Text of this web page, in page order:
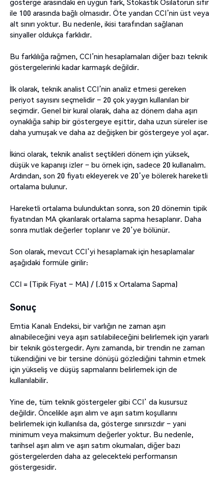
ile 100 arasında bağlı olmasıdır. Öte yandan CCI’nin üst veya
alt sınırı yoktur. Bu nedenle, ikisi tarafından sağlanan
sinyaller oldukça farklıdır.
Bu farklılığa rağmen, CCI’nin hesaplamaları diğer bazı teknik
göstergelerinki kadar karmaşık değildir.
İlk olarak, teknik analist CCI’nin analiz etmesi gereken
periyot sayısını seçmelidir – 20 çok yaygın kullanılan bir
seçimdir. Genel bir kural olarak, daha az dönem daha aşırı
oynaklığa sahip bir göstergeye eşittir, daha uzun süreler ise
daha yumuşak ve daha az değişken bir göstergeye yol açar.
İkinci olarak, teknik analist seçtikleri dönem için yüksek,
düşük ve kapanışı izler – bu örnek için, sadece 20 kullanalım.
Ardından, son 20 fiyatı ekleyerek ve 20’ye bölerek hareketli
ortalama bulunur.
Hareketli ortalama bulunduktan sonra, son 20 dönemin tipik
fiyatından MA çıkarılarak ortalama sapma hesaplanır. Daha
sonra mutlak değerler toplanır ve 20’ye bölünür.
Son olarak, mevcut CCI’yi hesaplamak için hesaplamalar
aşağıdaki formüle girilir:
CCI = (Tipik Fiyat – MA) / (.015 x Ortalama Sapma)
Sonuç
Emtia Kanalı Endeksi, bir varlığın ne zaman aşırı
alınabileceğini veya aşırı satılabileceğini belirlemek için yararlı
bir teknik göstergedir. Aynı zamanda, bir trendin ne zaman
tükendiğini ve bir tersine dönüşü gözlediğini tahmin etmek
için yükseliş ve düşüş sapmalarını belirlemek için de
kullanılabilir.
Yine de, tüm teknik göstergeler gibi CCI’ da kusursuz
değildir. Öncelikle aşırı alım ve aşırı satım koşullarını
belirlemek için kullanılsa da, gösterge sınırsızdır – yani
minimum veya maksimum değerler yoktur. Bu nedenle,
tarihsel aşırı alım ve aşırı satım okumaları, diğer bazı
göstergelerden daha az gelecekteki performansın
göstergesidir.